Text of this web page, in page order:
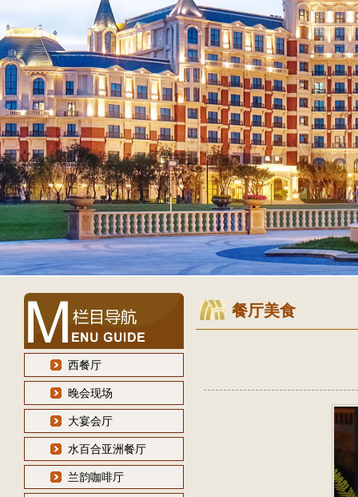
西餐厅
晚会现场
大宴会厅
水百合亚洲餐厅
兰韵咖啡厅
餐厅美食